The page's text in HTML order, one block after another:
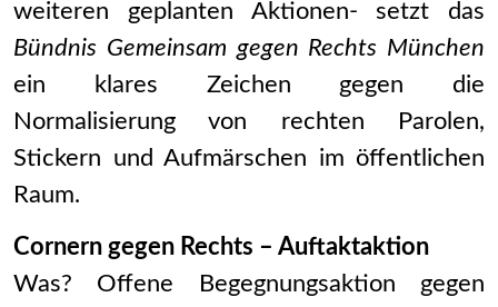
weiteren geplanten Aktionen- setzt das
Bündnis Gemeinsam gegen Rechts München
ein klares Zeichen gegen die
Normalisierung von rechten Parolen,
Stickern und Aufmärschen im öffentlichen
Raum.
Cornern gegen Rechts – Auftaktaktion
Was? Offene Begegnungsaktion gegen